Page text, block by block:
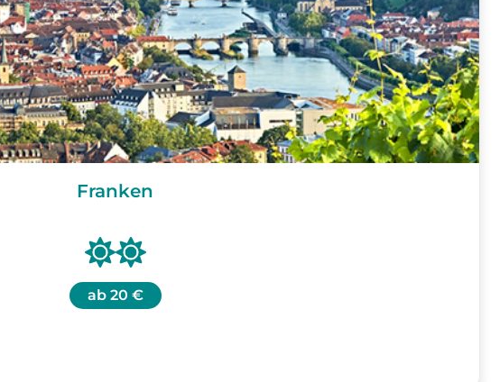
Franken
ab 20 €